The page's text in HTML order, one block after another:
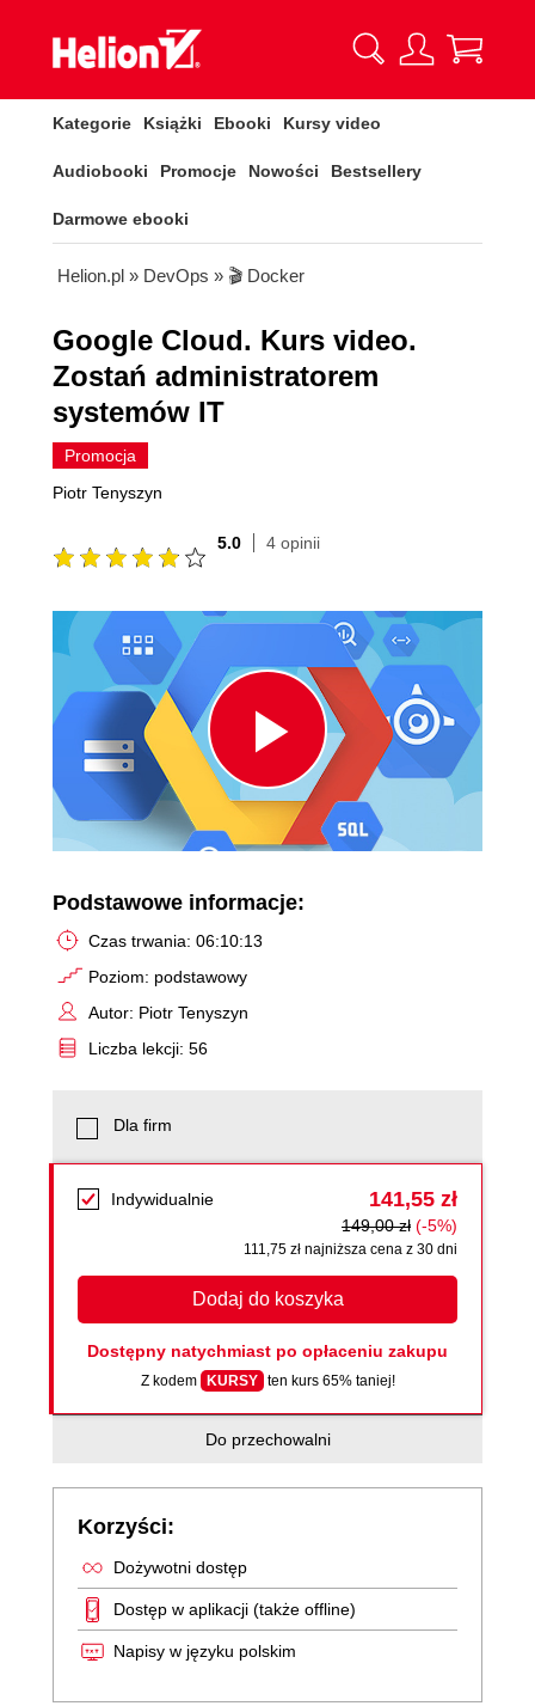
Kategorie Książki Ebooki Kursy video
Audiobooki Promocje Nowości Bestsellery
Darmowe ebooki
Helion.pl » DevOps » 🎬 Docker
Google Cloud. Kurs video.
Zostań administratorem
systemów IT
Promocja
Piotr Tenyszyn
5.0 4 opinii
Play
Video
Podstawowe informacje:
Czas trwania: 06:10:13
Poziom: podstawowy
Autor: Piotr Tenyszyn
Liczba lekcji: 56
Dla firm
Indywidualnie 141,55 zł
149,00 zł (-5%)
111,75 zł najniższa cena z 30 dni
Dodaj do koszyka
Dostępny natychmiast po opłaceniu zakupu
Z kodem KURSY ten kurs 65% taniej!
Do przechowalni
Korzyści:
Dożywotni dostęp
Dostęp w aplikacji (także offline)
Napisy w języku polskim